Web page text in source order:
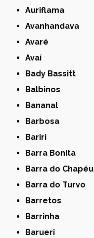
Auriflama
Avanhandava
Avaré
Avaí
Bady Bassitt
Balbinos
Bananal
Barbosa
Bariri
Barra Bonita
Barra do Chapéu
Barra do Turvo
Barretos
Barrinha
Barueri